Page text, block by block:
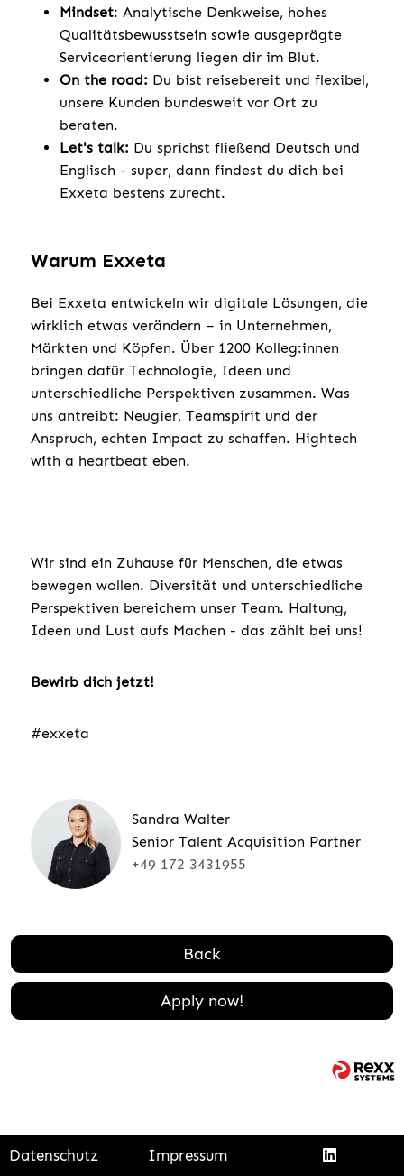
Mindset: Analytische Denkweise, hohes
Qualitätsbewusstsein sowie ausgeprägte
Serviceorientierung liegen dir im Blut.
On the road: Du bist reisebereit und flexibel,
unsere Kunden bundesweit vor Ort zu
beraten.
Let's talk: Du sprichst fließend Deutsch und
Englisch - super, dann findest du dich bei
Exxeta bestens zurecht.
Warum Exxeta
Bei Exxeta entwickeln wir digitale Lösungen, die
wirklich etwas verändern – in Unternehmen,
Märkten und Köpfen. Über 1200 Kolleg:innen
bringen dafür Technologie, Ideen und
unterschiedliche Perspektiven zusammen. Was
uns antreibt: Neugier, Teamspirit und der
Anspruch, echten Impact zu schaffen. Hightech
with a heartbeat eben.
Wir sind ein Zuhause für Menschen, die etwas
bewegen wollen. Diversität und unterschiedliche
Perspektiven bereichern unser Team. Haltung,
Ideen und Lust aufs Machen - das zählt bei uns!
Bewirb dich jetzt!
#exxeta
Sandra Walter
Senior Talent Acquisition Partner
+49 172 3431955
Back
Apply now!
Datenschutz Impressum